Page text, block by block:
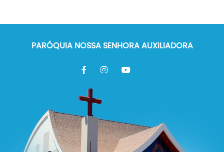
PARÓQUIA NOSSA SENHORA AUXILIADORA